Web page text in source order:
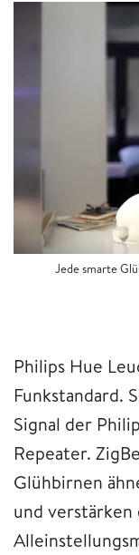
Jede smarte
Philips Hue
Funkstandard.
Signal der
Repeater.
Glühbirnen
und verstärken